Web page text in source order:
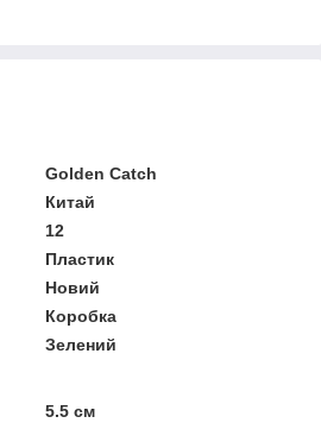
Golden Catch
Китай
12
Пластик
Новий
Коробка
Зелений
5.5 см